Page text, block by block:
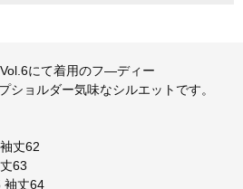
にて着用のフ―ディー
ショルダー気味なシルエットです。
丈62
63
袖丈64